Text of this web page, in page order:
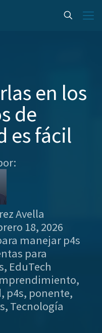
en los
de
es fácil
Avella
18, 2026
manejar p4s
para
, EduTech
,
, p4s, ponente,
, Tecnología